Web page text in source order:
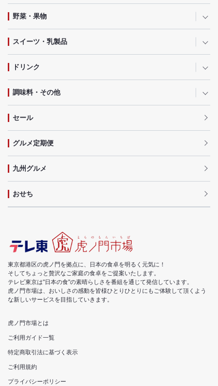
野菜・果物
スイーツ・乳製品
ドリンク
調味料・その他
セール
グルメ定期便
九州グルメ
おせち
東京都港区の虎ノ門を拠点に、日本の食卓を明るく元気に！
そしてちょっと贅沢なご家庭の食卓をご提案いたします。
テレビ東京は"日本の食"の素晴らしさを番組を通じて発信しています。
虎ノ門市場は、おいしさの感動を皆様ひとりひとりにもご体験して頂くよう
な新しいサービスを目指していきます。
虎ノ門市場とは
ご利用ガイド一覧
特定商取引法に基づく表示
ご利用規約
プライバシーポリシー